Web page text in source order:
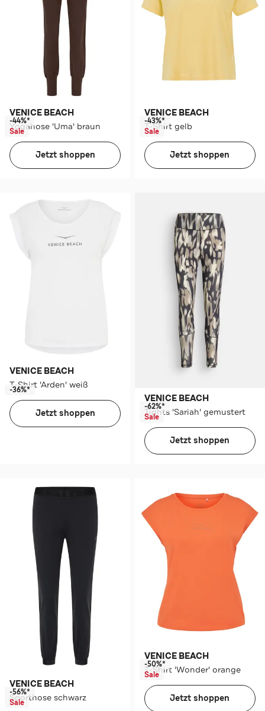
VENICE BEACH
Yogahose 'Uma' braun
-44%*
Sale
Jetzt shoppen
VENICE BEACH
T-Shirt gelb
-43%*
Sale
Jetzt shoppen
VENICE BEACH
T-Shirt 'Arden' weiß
-36%*
Jetzt shoppen
VENICE BEACH
Tights 'Sariah' gemustert
-62%*
Sale
Jetzt shoppen
VENICE BEACH
Sporthose schwarz
-56%*
Sale
VENICE BEACH
T-Shirt 'Wonder' orange
-50%*
Sale
Jetzt shoppen